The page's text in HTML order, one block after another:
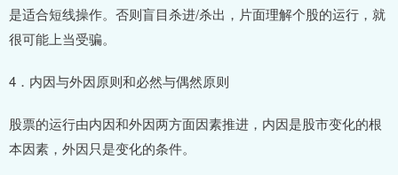
是适合短线操作。否则盲目杀进/杀出，片面理解个股的运行，就
很可能上当受骗。
4．内因与外因原则和必然与偶然原则
股票的运行由内因和外因两方面因素推进，内因是股市变化的根
本因素，外因只是变化的条件。